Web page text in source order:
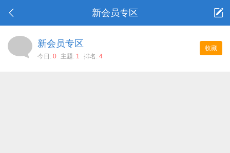
新会员专区
收藏
新会员专区
今日: 0 主题: 1 排名: 4